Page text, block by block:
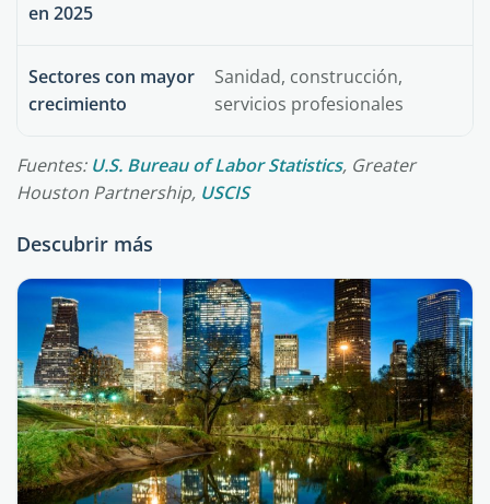
en 2025
Sectores con mayor
crecimiento
Sanidad, construcción,
servicios profesionales
Fuentes: U.S. Bureau of Labor Statistics, Greater
Houston Partnership, USCIS
Descubrir más